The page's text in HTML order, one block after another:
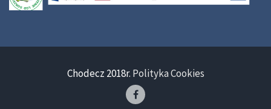
Chodecz 2018r. Polityka Cookies